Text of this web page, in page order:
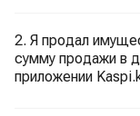
2. Я продал
сумму продажи в
приложении